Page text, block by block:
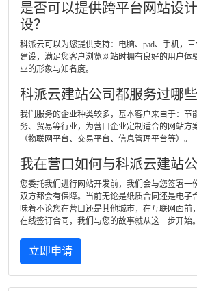
是否可以提供跨平台网站设
设？
科派云可以为您提供支持：电脑、pad、手机，
建设，满足您客户浏览网站时拥有良好的用户体
业的形象与知名度。
科派云建站公司都服务过哪些
我们服务的企业种类较多，基本客户来自于：节
务、贸易等行业，为营口企业定制适合的网站方
（物联网平台、交易平台、信息管理平台等）。
我在营口如何与科派云建站
您委托我们进行网站开发前，我们会与您签署一
双方都会有保障。当前无论是纸质合同还是电子
味着不论您在营口还是其他城市，在互联网面前
在线签订合同，我们与您的故事就从这一步开始。
立即申请